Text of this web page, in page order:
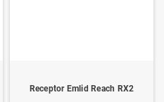
Receptor Emlid Reach RX2